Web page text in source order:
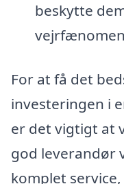
beskytte
For at få det
investeringen i
er det vigtigt at
god leverandør
komplet